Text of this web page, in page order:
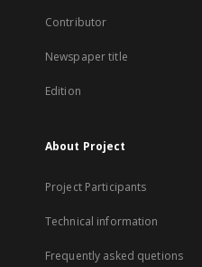
Contributor
Newspaper title
Edition
About Project
Project Participants
Technical information
Frequently asked quetions